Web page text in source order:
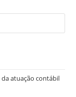
atuação contábil